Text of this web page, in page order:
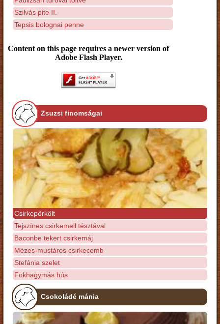
Szilvás pite II.
Tepsis bolognai penne
Content on this page requires a newer version of
Adobe Flash Player.
Zsuzsi finomságai
Csirkepörkölt
Tejszínes csirkemell tésztával
Baconbe tekert csirkemáj
Mézes-mustáros csirkecomb
Stefánia szelet
Fokhagymás hús
Csokoládé mánia